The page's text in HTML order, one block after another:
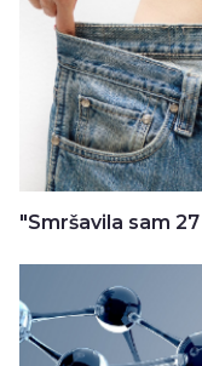
"Smršavila sam